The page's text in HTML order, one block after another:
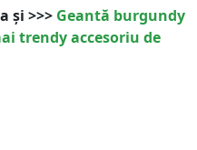
și >>> Geantă burgundy
trendy accesoriu de